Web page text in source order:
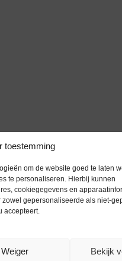
toestemming
om de website goed te laten
te personaliseren. Hierbij kunnen
cookiegegevens en
gepersonaliseerde als niet-
accepteert.
Weiger Bekijk